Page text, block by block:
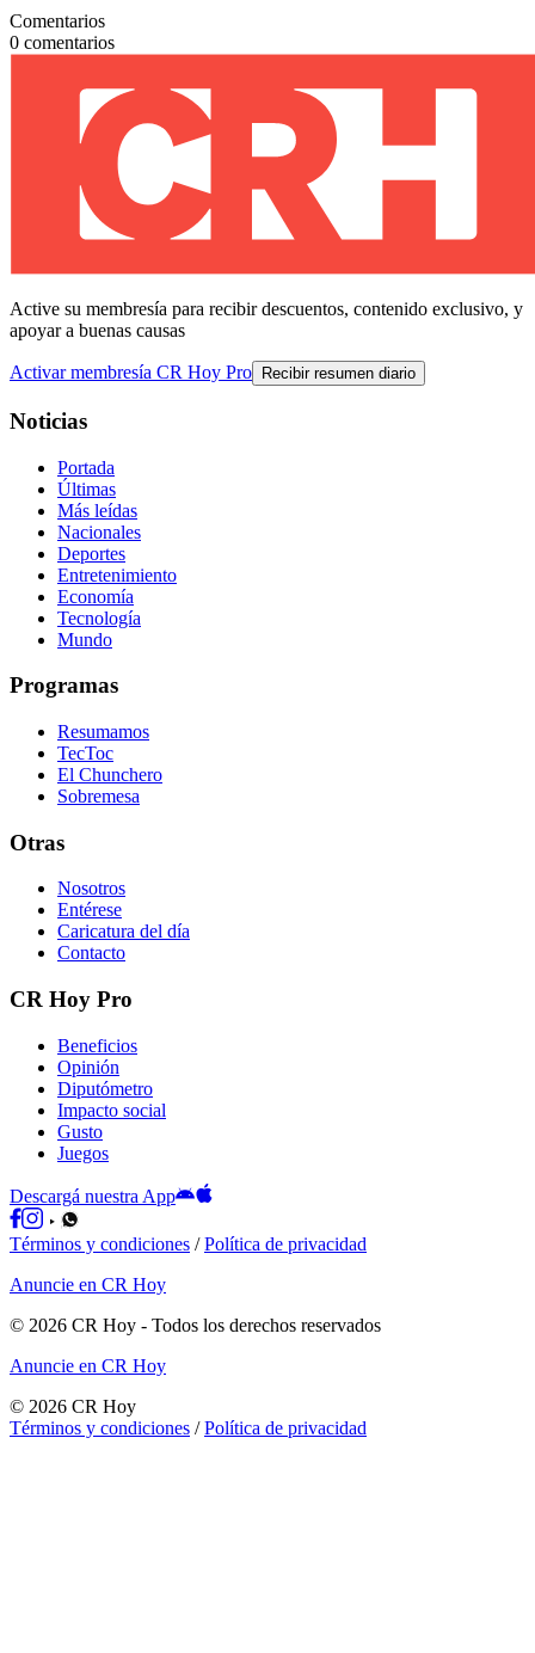
Comentarios
0 comentarios
Active su membresía para recibir descuentos, contenido exclusivo, y
apoyar a buenas causas
Activar membresía CR Hoy Pro Recibir resumen diario
Noticias
Portada
Últimas
Más leídas
Nacionales
Deportes
Entretenimiento
Economía
Tecnología
Mundo
Programas
Resumamos
TecToc
El Chunchero
Sobremesa
Otras
Nosotros
Entérese
Caricatura del día
Contacto
CR Hoy Pro
Beneficios
Opinión
Diputómetro
Impacto social
Gusto
Juegos
Descargá nuestra App
Términos y condiciones /Política de privacidad
Anuncie en CR Hoy
© 2026 CR Hoy - Todos los derechos reservados
Anuncie en CR Hoy
© 2026 CR Hoy
Términos y condiciones /Política de privacidad